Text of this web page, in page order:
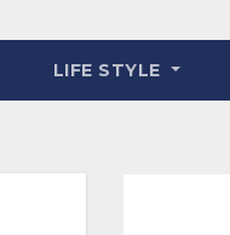
LIFE STYLE